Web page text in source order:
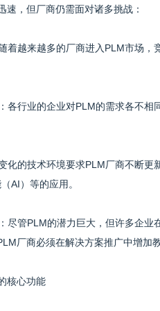
速，但厂商仍需面对诸多挑战：
着越来越多的厂商进入PLM市场
各行业的企业对PLM的需求各不
化的技术环境要求PLM厂商不断
AI）等的应用。
尽管PLM的潜力巨大，但许多企
厂商必须在解决方案推广中增加
核心功能